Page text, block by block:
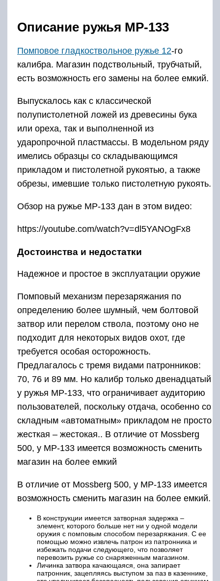
Описание ружья МР-133
Помповое гладкоствольное ружье 12-го
калибра. Магазин подствольный, трубчатый,
есть возможность его замены на более емкий.
Выпускалось как с классической
полупистолетной ложей из древесины бука
или ореха, так и выполненной из
ударопрочной пластмассы. В модельном ряду
имелись образцы со складывающимся
прикладом и пистолетной рукоятью, а также
обрезы, имевшие только пистолетную рукоять.
Обзор на ружье МР-133 дан в этом видео:
https://youtube.com/watch?v=dl5YANOgFx8
Достоинства и недостатки
Надежное и простое в эксплуатации оружие
Помповый механизм перезаряжания по
определению более шумный, чем болтовой
затвор или перелом ствола, поэтому оно не
подходит для некоторых видов охот, где
требуется особая осторожность.
Предлагалось с тремя видами патронников:
70, 76 и 89 мм. Но калибр только двенадцатый
у ружья МР-133, что ограничивает аудиторию
пользователей, поскольку отдача, особенно со
складным «автоматным» прикладом не просто
жесткая – жестокая.. В отличие от Mossberg
500, у МР-133 имеется возможность сменить
магазин на более емкий
В отличие от Mossberg 500, у МР-133 имеется
возможность сменить магазин на более емкий.
В конструкции имеется затворная задержка –
элемент, которого больше нет ни у одной модели
оружия с помповым способом перезаряжания. С ее
помощью можно извлечь патрон из патронника и
избежать подачи следующего, что позволяет
перевозить ружье со снаряженным магазином.
Личинка затвора качающаяся, она запирает
патронник, зацепляясь выступом за паз в казеннике,